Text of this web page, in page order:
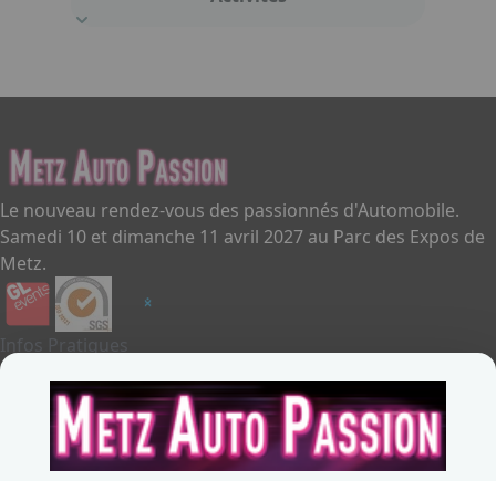
Le nouveau rendez-vous des passionnés d'Automobile.
Samedi 10 et dimanche 11 avril 2027 au Parc des Expos de
Metz.
Infos Pratiques
Je souhaite exposer
Metz Auto Passion
Contactez-nous